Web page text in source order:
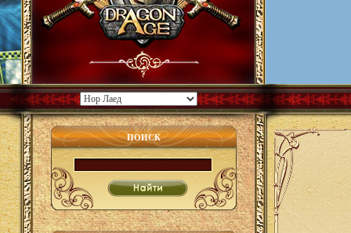
ПОИСК